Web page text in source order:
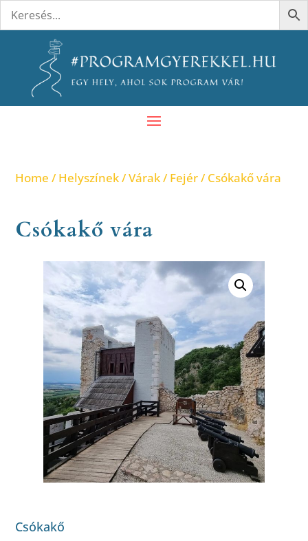
Home /Helyszínek/Várak/Fejér/ Csókakő vára
Csókakő vára
Csókakő